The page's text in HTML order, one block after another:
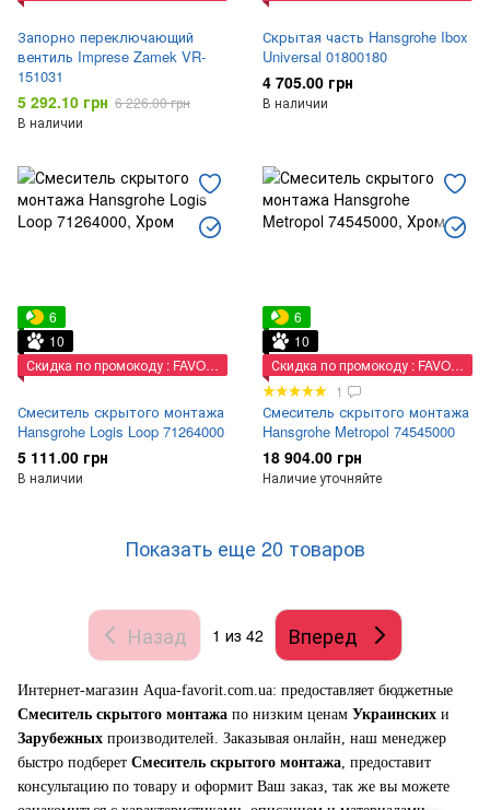
Запорно переключающий
вентиль Imprese Zamek VR-
151031
5 292.10 грн 6 226.00 грн
В наличии
Скрытая часть Hansgrohe Ibox
Universal 01800180
4 705.00 грн
В наличии
6
10
Скидка по промокоду : FAVORIT
Смеситель скрытого монтажа
Hansgrohe Logis Loop 71264000
5 111.00 грн
В наличии
6
10
Скидка по промокоду : FAVORIT
1
Смеситель скрытого монтажа
Hansgrohe Metropol 74545000
18 904.00 грн
Наличие уточняйте
Показать еще 20 товаров
Назад 1 из 42 Вперед
Интернет-магазин Aqua-favorit.com.ua: предоставляет бюджетные
Смеситель скрытого монтажа по низким ценам Украинских и
Зарубежных производителей. Заказывая онлайн, наш менеджер
быстро подберет Смеситель скрытого монтажа, предоставит
консультацию по товару и оформит Ваш заказ, так же вы можете